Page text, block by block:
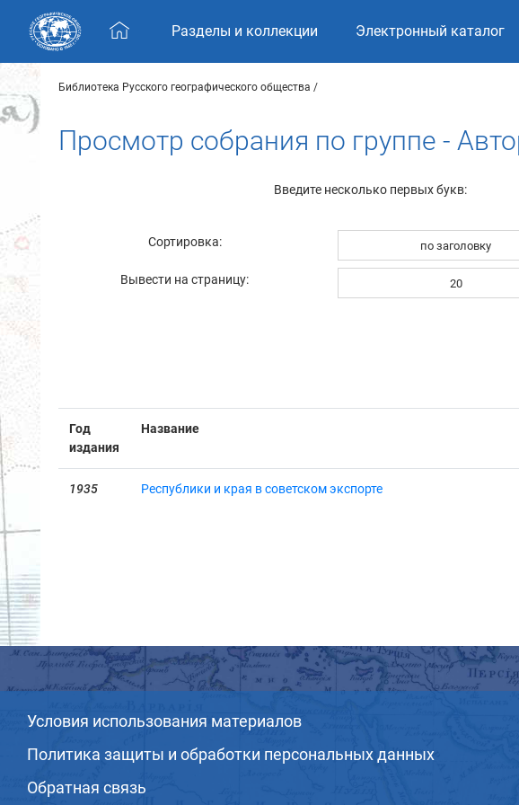
Skip navigation
Разделы и коллекции Электронный каталог
Библиотека Русского географического общества
Просмотр собрания по группе -
Введите несколько первых букв:
Сортировка: по заголовку
Вывести на страницу: 20
Год
издания
Название
1935 Республики и края в советском экспорте
Условия использования материалов
Политика защиты и обработки персональных данных
Обратная связь